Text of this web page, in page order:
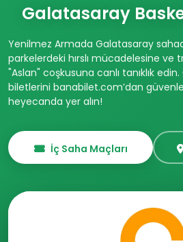
Galatasaray
Yenilmez Armada Galatasaray
parkelerdeki hırslı mücadelesine ve
"Aslan" coşkusuna canlı tanıklık
biletlerini banabilet.com’dan
heyecanda yer alın!
İç Saha Maçları